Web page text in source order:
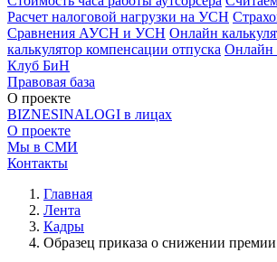
Расчет налоговой нагрузки на УСН
Сравнения АУСН и УСН Онлайн
калькулятор компенсации отпуска Онлайн
Клуб БиН
Правовая база
О проекте
BIZNESINALOGI в лицах
О проекте
Мы в СМИ
Контакты
Главная
Лента
Кадры
Образец приказа о снижении